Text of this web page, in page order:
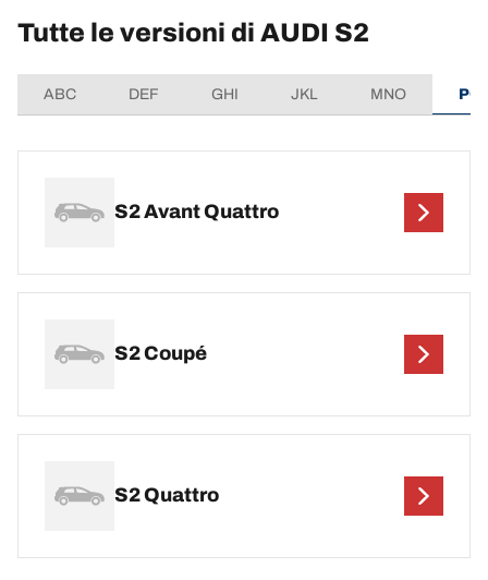
Tutte le versioni di AUDI S2
ABC DEF GHI JKL MNO
S2 Avant Quattro
S2 Coupé
S2 Quattro